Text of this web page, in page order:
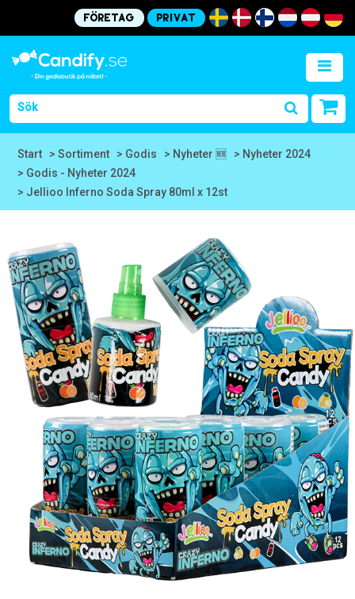
Företag Privat
Start > Sortiment > Godis > Nyheter 🆕
> Nyheter 2024
> Godis - Nyheter 2024
> Jellioo Inferno Soda Spray 80ml x 12st